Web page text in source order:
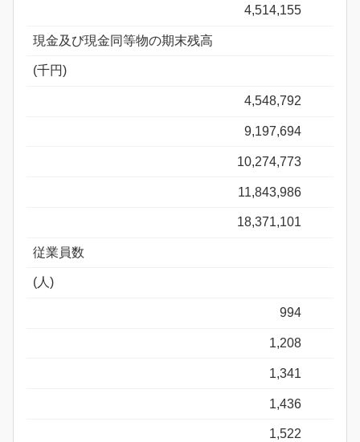
4,514,155
現金及び現金同等物の期末残高
(千円)
4,548,792
9,197,694
10,274,773
11,843,986
18,371,101
従業員数
(人)
994
1,208
1,341
1,436
1,522